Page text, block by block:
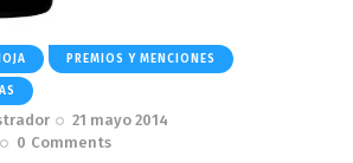
PREMIOS Y MENCIONES
21 mayo 2014
0 Comments